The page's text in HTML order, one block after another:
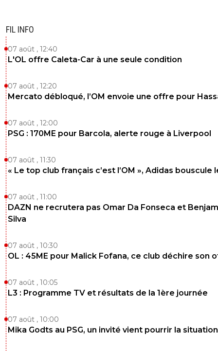
FIL INFO
07 août , 12:40
L'OL offre Caleta-Car à une seule condition
07 août , 12:20
Mercato débloqué, l’OM envoie une offre pour
07 août , 12:00
PSG : 170ME pour Barcola, alerte rouge à Liverpool
07 août , 11:30
« Le top club français c’est l’OM », Adidas bouscule
07 août , 11:00
DAZN ne recrutera pas Omar Da Fonseca et
Silva
07 août , 10:30
OL : 45ME pour Malick Fofana, ce club déchire son
07 août , 10:05
L3 : Programme TV et résultats de la 1ère journée
07 août , 10:00
Mika Godts au PSG, un invité vient pourrir la situation